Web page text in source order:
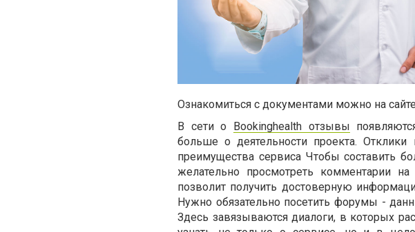
Ознакомиться с документами можно на
В сети о Bookinghealth отзывы
больше о деятельности проекта.
преимущества сервиса Чтобы составить
желательно просмотреть комментарии
позволит получить достоверную
Нужно обязательно посетить форумы -
Здесь завязываются диалоги, в которых